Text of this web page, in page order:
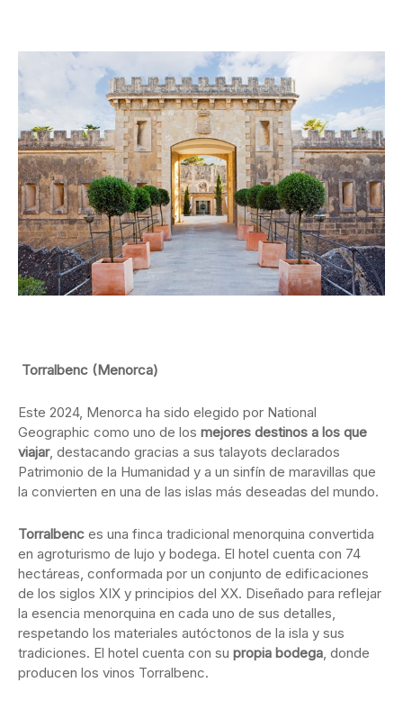
Torralbenc (Menorca)
Este 2024, Menorca ha sido elegido por National
Geographic como uno de los mejores destinos a los que
viajar, destacando gracias a sus talayots declarados
Patrimonio de la Humanidad y a un sinfín de maravillas que
la convierten en una de las islas más deseadas del mundo.
Torralbenc es una finca tradicional menorquina convertida
en agroturismo de lujo y bodega. El hotel cuenta con 74
hectáreas, conformada por un conjunto de edificaciones
de los siglos XIX y principios del XX. Diseñado para reflejar
la esencia menorquina en cada uno de sus detalles,
respetando los materiales autóctonos de la isla y sus
tradiciones. El hotel cuenta con su propia bodega, donde
producen los vinos Torralbenc.